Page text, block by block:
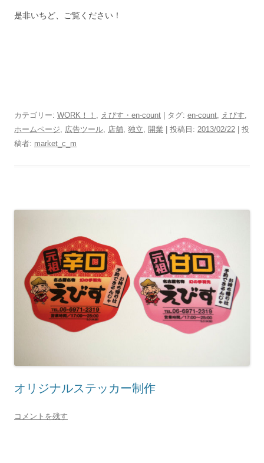
是非いちど、ご覧ください！
カテゴリー: WORK！！ えびす・en-count | タグ: en-count えびす
ホームページ
広告ツール 店舗 独立 開業 | 投稿日: 2013/02/22 | 投
稿者: market_c_m
オリジナルステッカー制作
コメントを残す